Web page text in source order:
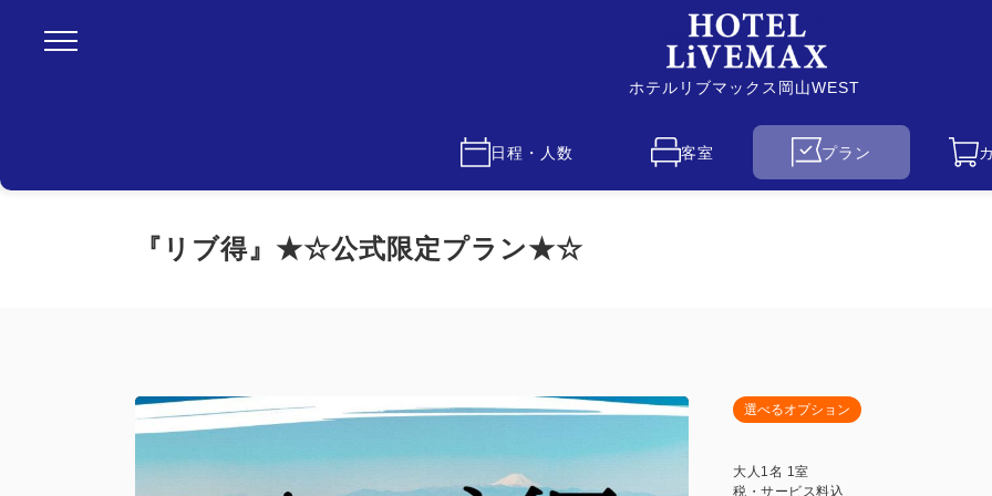
ホテルリブマックス岡山WEST
日程・人数 客室 プラン
『リブ得』★☆公式限定プラン★☆
選べるオプション
大人 1名 1室
税・サービス料込